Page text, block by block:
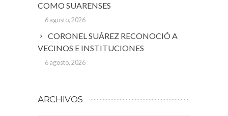
COMO SUARENSES
6 agosto, 2026
CORONEL SUÁREZ RECONOCIÓ A
VECINOS E INSTITUCIONES
6 agosto, 2026
ARCHIVOS